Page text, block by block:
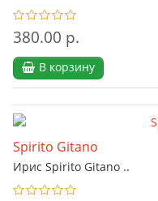
380.00 р.
В корзину
Spirito Gitano
Ирис Spirito Gitano ..